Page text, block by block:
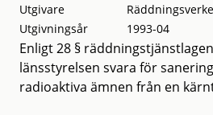
Utgivare
Utgivningsår
1993-04
Enligt 28 §
länsstyrelsen svara för
radioaktiva ämnen från en